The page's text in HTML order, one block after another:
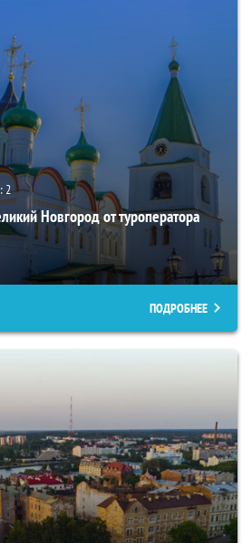
2
Новгород от туроператора
ПОДРОБНЕЕ